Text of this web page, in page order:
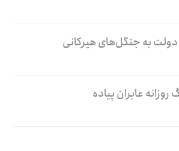
دولت به جنگل‌های هیرکانی
عابران پیاده